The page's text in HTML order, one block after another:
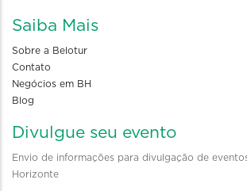
Saiba Mais
Sobre a Belotur
Contato
Negócios em BH
Blog
Divulgue seu evento
Envio de informações para divulgação de
Horizonte